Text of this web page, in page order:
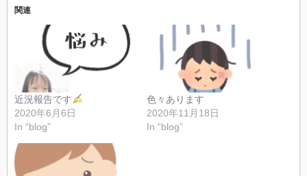
関連
近況報告です
2020年6月6日
In “blog”
色々あります
2020年11月18日
In “blog”